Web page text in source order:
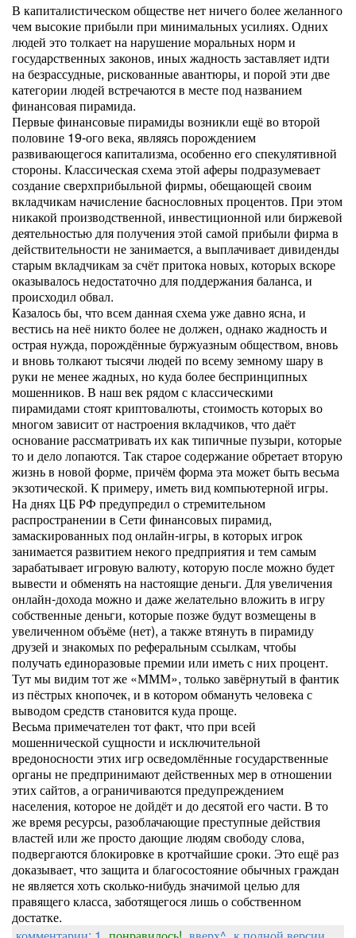
В капиталистическом обществе нет ничего более желанного
чем высокие прибыли при минимальных усилиях. Одних
людей это толкает на нарушение моральных норм и
государственных законов, иных жадность заставляет идти
на безрассудные, рискованные авантюры, и порой эти две
категории людей встречаются в месте под названием
финансовая пирамида.
Первые финансовые пирамиды возникли ещё во второй
половине 19-ого века, являясь порождением
развивающегося капитализма, особенно его спекулятивной
стороны. Классическая схема этой аферы подразумевает
создание сверхприбыльной фирмы, обещающей своим
вкладчикам начисление баснословных процентов. При этом
никакой производственной, инвестиционной или биржевой
деятельностью для получения этой самой прибыли фирма в
действительности не занимается, а выплачивает дивиденды
старым вкладчикам за счёт притока новых, которых вскоре
оказывалось недостаточно для поддержания баланса, и
происходил обвал.
Казалось бы, что всем данная схема уже давно ясна, и
вестись на неё никто более не должен, однако жадность и
острая нужда, порождённые буржуазным обществом, вновь
и вновь толкают тысячи людей по всему земному шару в
руки не менее жадных, но куда более беспринципных
мошенников. В наш век рядом с классическими
пирамидами стоят криптовалюты, стоимость которых во
многом зависит от настроения вкладчиков, что даёт
основание рассматривать их как типичные пузыри, которые
то и дело лопаются. Так старое содержание обретает вторую
жизнь в новой форме, причём форма эта может быть весьма
экзотической. К примеру, иметь вид компьютерной игры.
На днях ЦБ РФ предупредил о стремительном
распространении в Сети финансовых пирамид,
замаскированных под онлайн-игры, в которых игрок
занимается развитием некого предприятия и тем самым
зарабатывает игровую валюту, которую после можно будет
вывести и обменять на настоящие деньги. Для увеличения
онлайн-дохода можно и даже желательно вложить в игру
собственные деньги, которые позже будут возмещены в
увеличенном объёме (нет), а также втянуть в пирамиду
друзей и знакомых по реферальным ссылкам, чтобы
получать единоразовые премии или иметь с них процент.
Тут мы видим тот же «МММ», только завёрнутый в фантик
из пёстрых кнопочек, и в котором обмануть человека с
выводом средств становится куда проще.
Весьма примечателен тот факт, что при всей
мошеннической сущности и исключительной
вредоносности этих игр осведомлённые государственные
органы не предпринимают действенных мер в отношении
этих сайтов, а ограничиваются предупреждением
населения, которое не дойдёт и до десятой его части. В то
же время ресурсы, разоблачающие преступные действия
властей или же просто дающие людям свободу слова,
подвергаются блокировке в кротчайшие сроки. Это ещё раз
доказывает, что защита и благосостояние обычных граждан
не является хоть сколько-нибудь значимой целью для
правящего класса, заботящегося лишь о собственном
достатке.